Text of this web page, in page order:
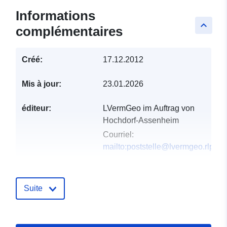
keyboard_arrow_up
Informations
complémentaires
Créé: 17.12.2012
Mis à jour: 23.01.2026
éditeur:
LVermGeo im Auftrag von
Hochdorf-Assenheim
Courriel:
mailto:poststelle@lvermgeo.rlp.de
catalogue:
Suite